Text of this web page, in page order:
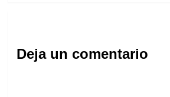
Deja un comentario